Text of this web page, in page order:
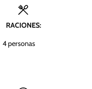
RACIONES:
4personas